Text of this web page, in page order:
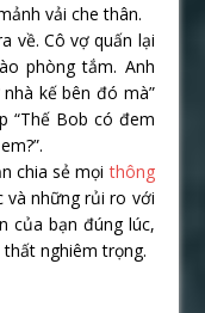
vải che thân.
về. Cô vợ quấn lại
phòng tắm. Anh
nhà kế bên đó mà”
“Thế Bob có đem
chia sẻ mọithông
và những rủi ro với
của bạn đúng lúc,
nghiêm trọng.